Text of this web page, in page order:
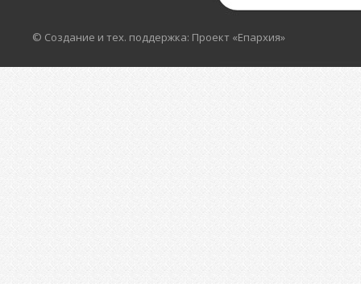
© Создание и тех. поддержка: Проект «Епархия»